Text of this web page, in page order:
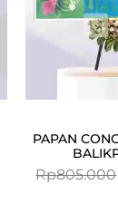
PAPAN
Rp805.000